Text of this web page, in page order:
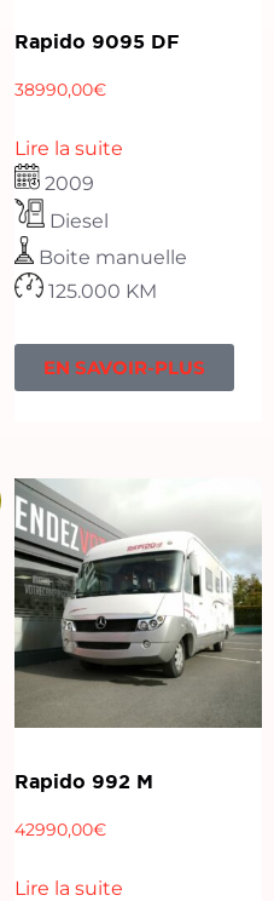
Rapido 9095 DF
38990,00€
Lire la suite
2009
Diesel
Boite manuelle
125.000 KM
EN SAVOIR-PLUS
Rapido 992 M
42990,00€
Lire la suite